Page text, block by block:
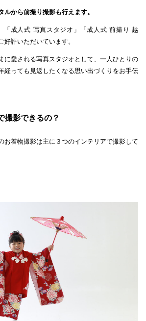
ルから前撮り撮影も行えます。
「成人式 写真スタジオ」「成人式 前撮り 越
評いただいています。
に愛される写真スタジオとして、一人ひとりの
経っても見返したくなる思い出づくりをお手伝
撮影できるの？
お着物撮影は主に３つのインテリアで撮影して